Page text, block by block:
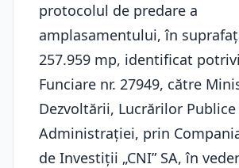
protocolul de predare a
amplasamentului, în
257.959 mp, identificat
Funciare nr. 27949, către
Dezvoltării, Lucrărilor Publice
Administraţiei, prin
de Investiţii „CNI” SA, în